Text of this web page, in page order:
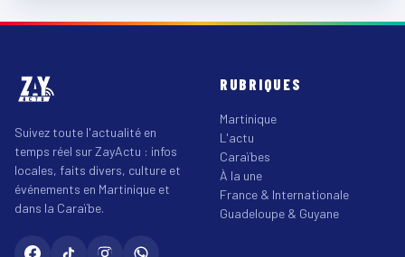
Suivez toute l'actualité en
temps réel sur ZayActu : infos
locales, faits divers, culture et
événements en Martinique et
dans la Caraïbe.
RUBRIQUES
Martinique
L'actu
Caraïbes
À la une
France & Internationale
Guadeloupe & Guyane